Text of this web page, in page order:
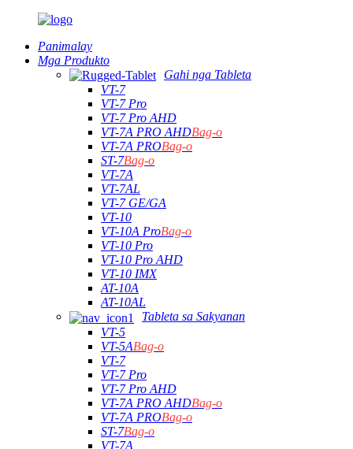
Panimalay
Mga Produkto
Gahi nga Tableta
VT-7
VT-7 Pro
VT-7 Pro AHD
VT-7A PRO AHDBag-o
VT-7A PROBag-o
ST-7Bag-o
VT-7A
VT-7AL
VT-7 GE/GA
VT-10
VT-10A ProBag-o
VT-10 Pro
VT-10 Pro AHD
VT-10 IMX
AT-10A
AT-10AL
Tableta sa Sakyanan
VT-5
VT-5ABag-o
VT-7
VT-7 Pro
VT-7 Pro AHD
VT-7A PRO AHDBag-o
VT-7A PROBag-o
ST-7Bag-o
VT-7A